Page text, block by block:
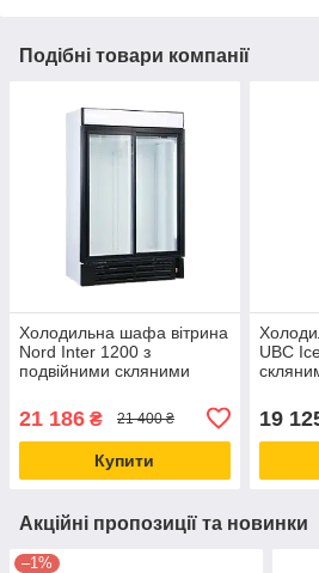
Подібні товари компанії
Холодильна шафа вітрина
Nord Inter 1200 з
подвійними скляними
холодильне обладнання
21 186 ₴ 21 400 ₴
Купити
UBC
19
Акційні пропозиції та новинки
–1%